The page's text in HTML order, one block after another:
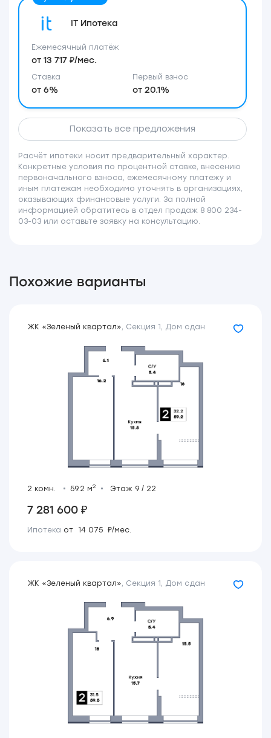
IT Ипотека
Ставка
от 6%
Первый взнос
от 20.1%
Ежемесячный платёж
от 13 717 ₽/мес.
Показать все предложения
Расчёт ипотеки носит предварительный характер.
Конкретные условия по процентной ставке, внесению
первоначального взноса, ежемесячному платежу и
иным платежам необходимо уточнять в организациях,
оказывающих финансовые услуги. За полной
информацией обратитесь в отдел продаж 8 800 234-
03-03 или оставьте заявку на консультацию.
Похожие варианты
ЖК «Зеленый квартал», Секция 1 , Дом сдан
2 комн. 59.2 м2 Этаж 9 / 22
7 281 600 ₽
Ипотека от 14 075 ₽/мес.
ЖК «Зеленый квартал», Секция 1, Дом сдан